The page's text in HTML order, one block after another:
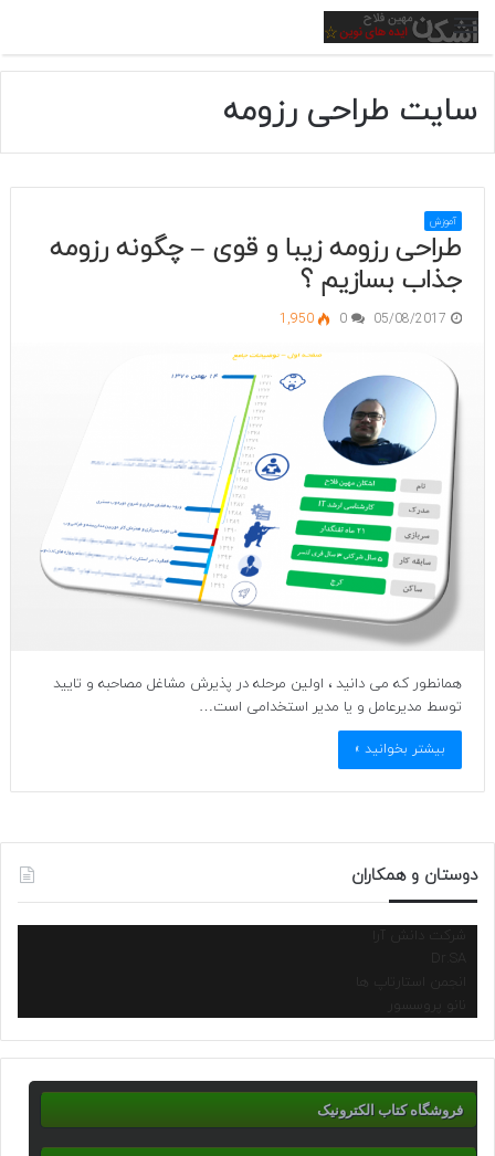
منو
سایت طراحی رزومه
آموزش
طراحی رزومه زیبا و قوی – چگونه رزومه
جذاب بسازیم ؟
05/08/2017
0
1,950
همانطور که می دانید ، اولین مرحله در پذیرش مشاغل مصاحبه و تایید
توسط مدیرعامل و یا مدیر استخدامی است…
بیشتر بخوانید »
دوستان و همکاران
شرکت دانش آرا
انجمن استارتاپ ها
نانو پروسسور
فروشگاه کتاب الکترونیک